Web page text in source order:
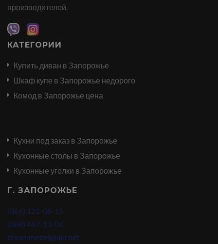
производителей.
КАТЕГОРИИ
Купить диван в Запорожье
Шкаф купе в Запорожье недорого
Комод в Запорожье цена
Кухни под заказ в Запорожье
Кухонные столы в Запорожье
Кухонные уголки в Запорожье
Г. ЗАПОРОЖЬЕ
(066) 121-06-15
(068) 447-13-04
dreammebel@ukr.net